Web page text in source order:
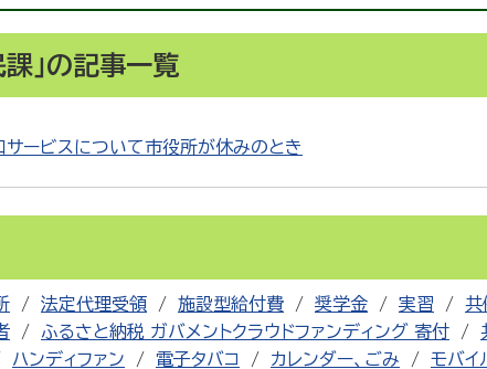
課」の記事一覧
ービスについて市役所が休みのとき
法定代理受領 施設型給付費 奨学金 実習 共
ふるさと納税 ガバメントクラウドファンディング 寄付
ハンディファン 電子タバコ カレンダー、ごみ
モバイ